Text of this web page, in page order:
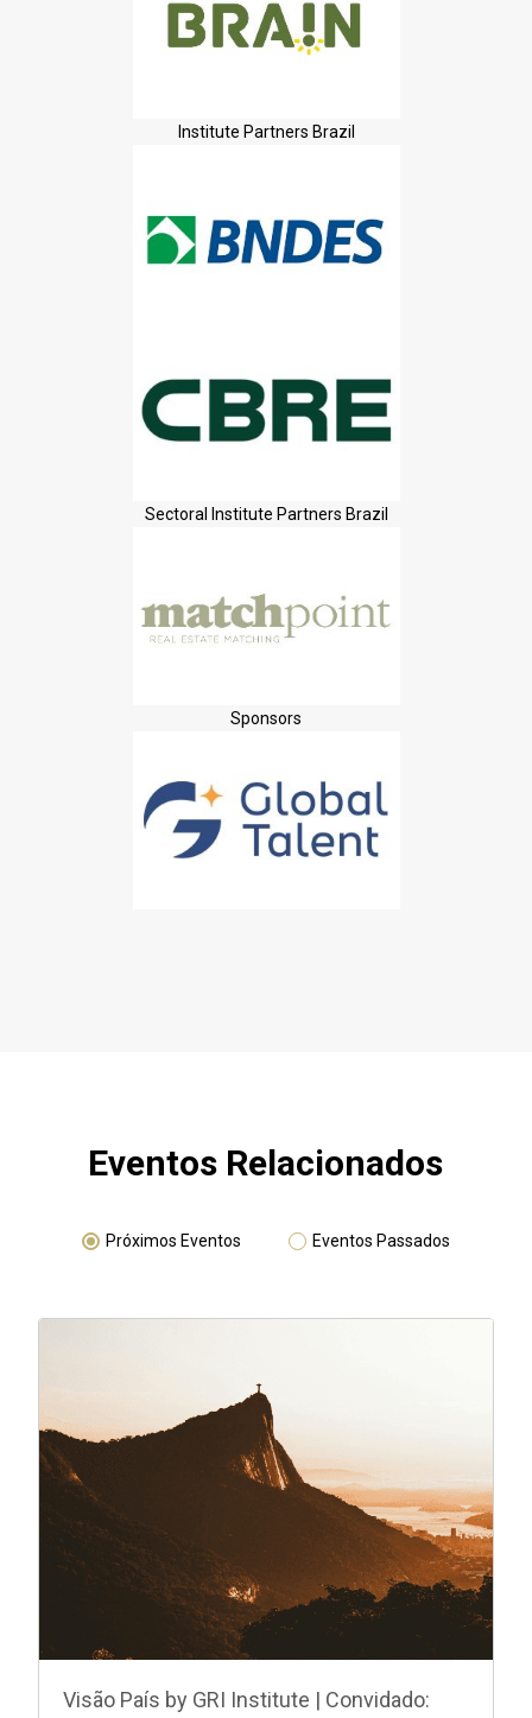
Institute Partners Brazil
Sectoral Institute Partners Brazil
Sponsors
Eventos Relacionados
Próximos Eventos Eventos Passados
Visão País by GRI Institute | Convidado: